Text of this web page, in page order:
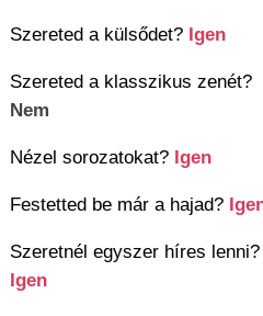
Szereted a külsődet? Igen
Szereted a klasszikus zenét?
Nem
Nézel sorozatokat? Igen
Festetted be már a hajad?
Szeretnél egyszer híres lenni?
Igen